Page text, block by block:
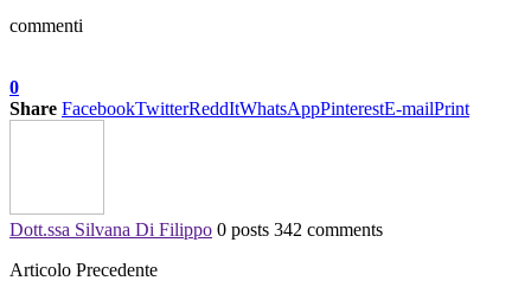
commenti
0
Share FacebookTwitterReddItWhatsAppPinterestE-mailPrint
Dott.ssa Silvana Di Filippo 0 posts 342 comments
Articolo Precedente